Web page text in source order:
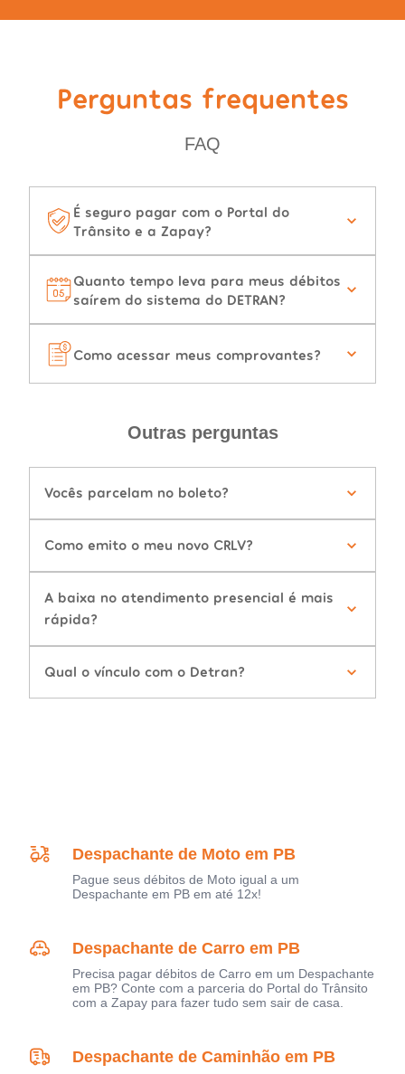
Perguntas frequentes
FAQ
É seguro pagar com o Portal do
Trânsito e a Zapay?
Quanto tempo leva para meus débitos
saírem do sistema do DETRAN?
Como acessar meus comprovantes?
Outras perguntas
Vocês parcelam no boleto?
Como emito o meu novo CRLV?
A baixa no atendimento presencial é mais
rápida?
Qual o vínculo com o Detran?
Despachante de Moto em PB
Pague seus débitos de Moto igual a um
Despachante em PB em até 12x!
Despachante de Carro em PB
Precisa pagar débitos de Carro em um Despachante
em PB? Conte com a parceria do Portal do Trânsito
com a Zapay para fazer tudo sem sair de casa.
Despachante de Caminhão em PB